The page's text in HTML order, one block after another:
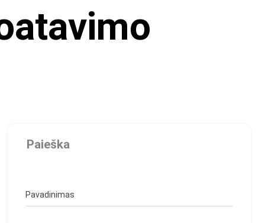
Paieška
Pavadinimas